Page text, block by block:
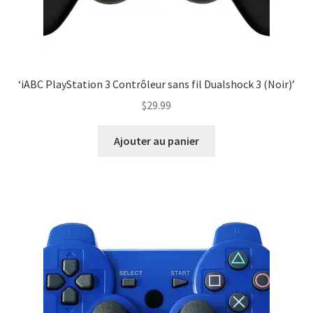
‘iABC PlayStation 3 Contrôleur sans fil Dualshock 3 (Noir)’
$29.99
Ajouter au panier